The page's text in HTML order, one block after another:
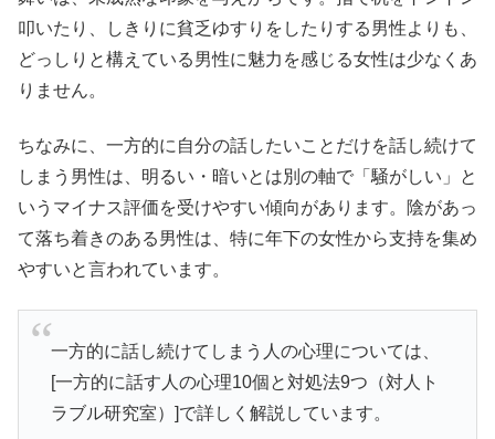
叩いたり、しきりに貧乏ゆすりをしたりする男性よりも、
どっしりと構えている男性に魅力を感じる女性は少なくあ
りません。
ちなみに、一方的に自分の話したいことだけを話し続けて
しまう男性は、明るい・暗いとは別の軸で「騒がしい」と
いうマイナス評価を受けやすい傾向があります。陰があっ
て落ち着きのある男性は、特に年下の女性から支持を集め
やすいと言われています。
一方的に話し続けてしまう人の心理については、
[一方的に話す人の心理10個と対処法9つ（対人ト
ラブル研究室）]で詳しく解説しています。